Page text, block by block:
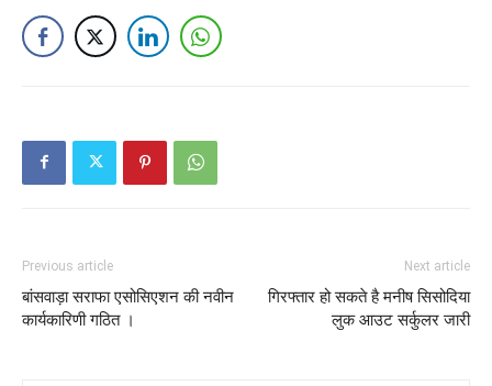
Previous article
बांसवाड़ा सराफा एसोसिएशन की नवीन
कार्यकारिणी गठित ।
Next article
गिरफ्तार हो सकते है मनीष सिसोदिया
लुक आउट सर्कुलर जारी